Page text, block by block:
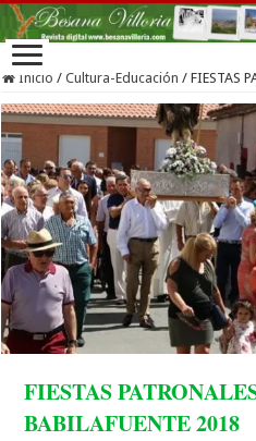
Inicio / Cultura-Educación / FIESTAS
FIESTAS
BABILAFUENTE 2018